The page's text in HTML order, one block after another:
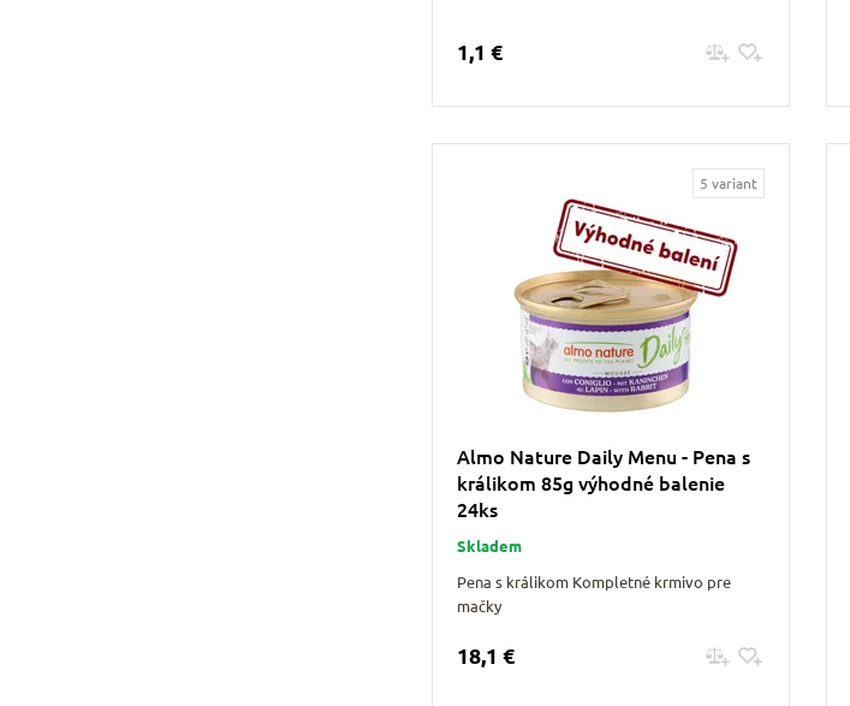
1,1 €
5 variant
Almo Nature Daily Menu - Pena s
králikom 85g výhodné balenie
24ks
Skladem
Pena s králikom Kompletné krmivo pre
mačky
18,1 €